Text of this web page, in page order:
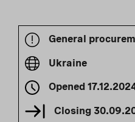
General
Ukraine
Opened
Closing